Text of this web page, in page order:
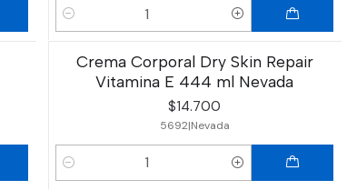
Cantidad
Crema Corporal Dry Skin Repair
Vitamina E 444 ml Nevada
$14.700
5692|Nevada
Cantidad